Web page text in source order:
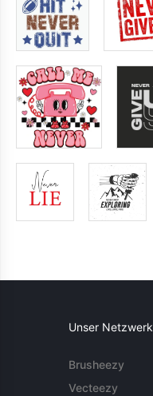
Unser Netzwerk
Brusheezy
Vecteezy